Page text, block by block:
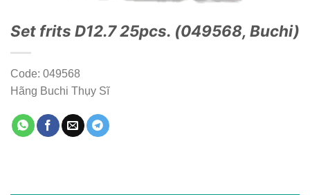
Set frits D12.7 25pcs. (049568, Buchi)
Code: 049568
Hãng Buchi Thụy Sĩ